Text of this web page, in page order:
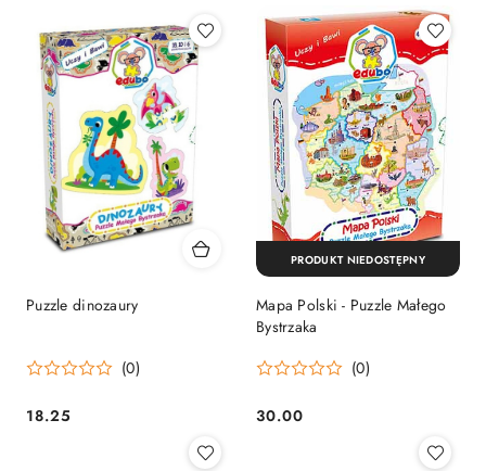
Puzzle dinozaury
(0)
Cena:
18.25
Mapa Polski - Puzzle Małego
Bystrzaka
(0)
Cena:
30.00
PRODUKT NIEDOSTĘPNY